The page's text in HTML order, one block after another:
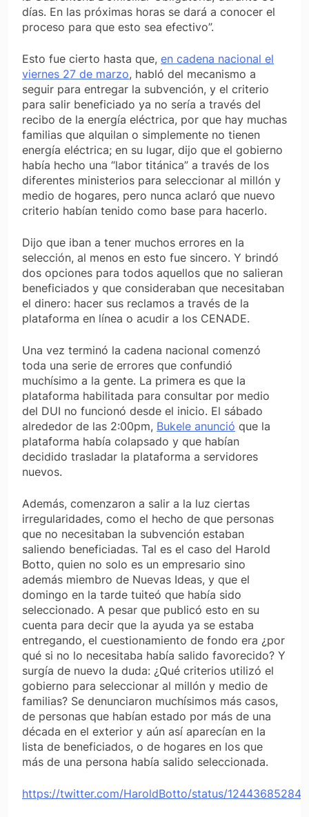
días. En las próximas horas se dará a conocer el
proceso para que esto sea efectivo”.
Esto fue cierto hasta que, en cadena nacional el
viernes 27 de marzo, habló del mecanismo a
seguir para entregar la subvención, y el criterio
para salir beneficiado ya no sería a través del
recibo de la energía eléctrica, por que hay muchas
familias que alquilan o simplemente no tienen
energía eléctrica; en su lugar, dijo que el gobierno
había hecho una “labor titánica” a través de los
diferentes ministerios para seleccionar al millón y
medio de hogares, pero nunca aclaró que nuevo
criterio habían tenido como base para hacerlo.
Dijo que iban a tener muchos errores en la
selección, al menos en esto fue sincero. Y brindó
dos opciones para todos aquellos que no salieran
beneficiados y que consideraban que necesitaban
el dinero: hacer sus reclamos a través de la
plataforma en línea o acudir a los CENADE.
Una vez terminó la cadena nacional comenzó
toda una serie de errores que confundió
muchísimo a la gente. La primera es que la
plataforma habilitada para consultar por medio
del DUI no funcionó desde el inicio. El sábado
alrededor de las 2:00pm, Bukele anunció que la
plataforma había colapsado y que habían
decidido trasladar la plataforma a servidores
nuevos.
Además, comenzaron a salir a la luz ciertas
irregularidades, como el hecho de que personas
que no necesitaban la subvención estaban
saliendo beneficiadas. Tal es el caso del Harold
Botto, quien no solo es un empresario sino
además miembro de Nuevas Ideas, y que el
domingo en la tarde tuiteó que había sido
seleccionado. A pesar que publicó esto en su
cuenta para decir que la ayuda ya se estaba
entregando, el cuestionamiento de fondo era ¿por
qué si no lo necesitaba había salido favorecido? Y
surgía de nuevo la duda: ¿Qué criterios utilizó el
gobierno para seleccionar al millón y medio de
familias? Se denunciaron muchísimos más casos,
de personas que habían estado por más de una
década en el exterior y aún así aparecían en la
lista de beneficiados, o de hogares en los que
más de una persona había salido seleccionada.
https://twitter.com/HaroldBotto/status/